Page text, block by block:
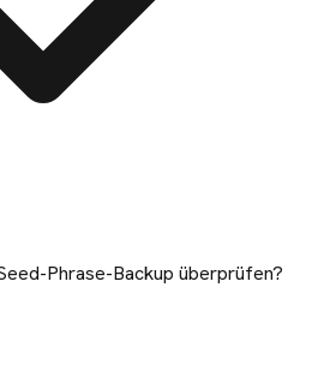
Phrase-Backup überprüfen?